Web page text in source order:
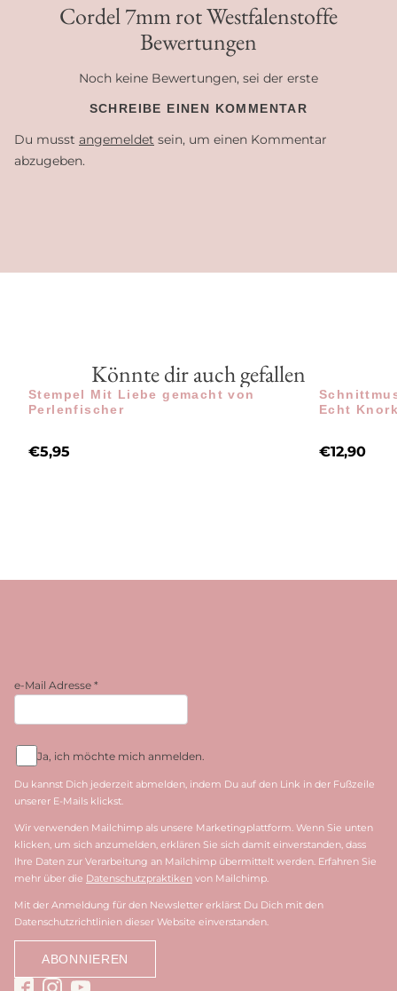
Cordel 7mm rot Westfalenstoffe
Bewertungen
Noch keine Bewertungen, sei der erste
SCHREIBE EINEN KOMMENTAR
Du musst angemeldet sein, um einen Kommentar
abzugeben.
Könnte dir auch gefallen
Stempel Mit Liebe gemacht von
Perlenfischer
€5,95
Echt
€12,90
e-Mail Adresse *
Ja, ich möchte mich anmelden.
Du kannst Dich jederzeit abmelden, indem Du auf den Link in der Fußzeile
unserer E-Mails klickst.
Wir verwenden Mailchimp als unsere Marketingplattform. Wenn Sie unten
klicken, um sich anzumelden, erklären Sie sich damit einverstanden, dass
Ihre Daten zur Verarbeitung an Mailchimp übermittelt werden. Erfahren Sie
mehr über die Datenschutzpraktiken von Mailchimp.
Mit der Anmeldung für den Newsletter erklärst Du Dich mit den
Datenschutzrichtlinien dieser Website einverstanden.